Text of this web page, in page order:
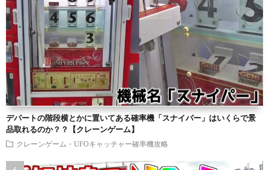
デパートの階段横とかに置いてある確率機「スナイパー」はいくらで景
品取れるのか？？【クレーンゲーム】
クレーンゲーム・UFOキャッチャー確率機攻略